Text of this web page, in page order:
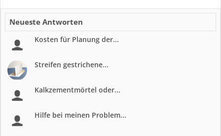
Neueste Antworten
Kosten für Planung der...
Streifen gestrichene...
Kalkzementmörtel oder...
Hilfe bei meinen Problem...